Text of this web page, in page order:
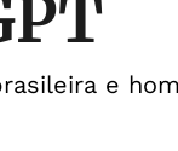
e